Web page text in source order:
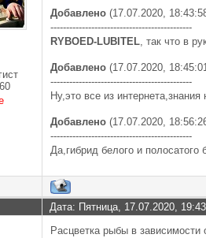
Добавлено (17.07.2020,
---------------------------------------------
RYBOED-LUBITEL, так что в
Добавлено (17.07.2020,
---------------------------------------------
Ну,это все из интернета,знания
Добавлено (17.07.2020,
---------------------------------------------
Да,гибрид белого и полосатого
Дата: Пятница, 17.07.2020,
Расцветка рыбы в зависимости